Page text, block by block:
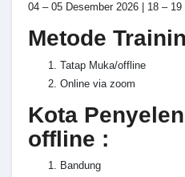
04 – 05 Desember 2026 | 18 –
Metode
Tatap Muka/offline
Online via zoom
Kota
offline :
Bandung